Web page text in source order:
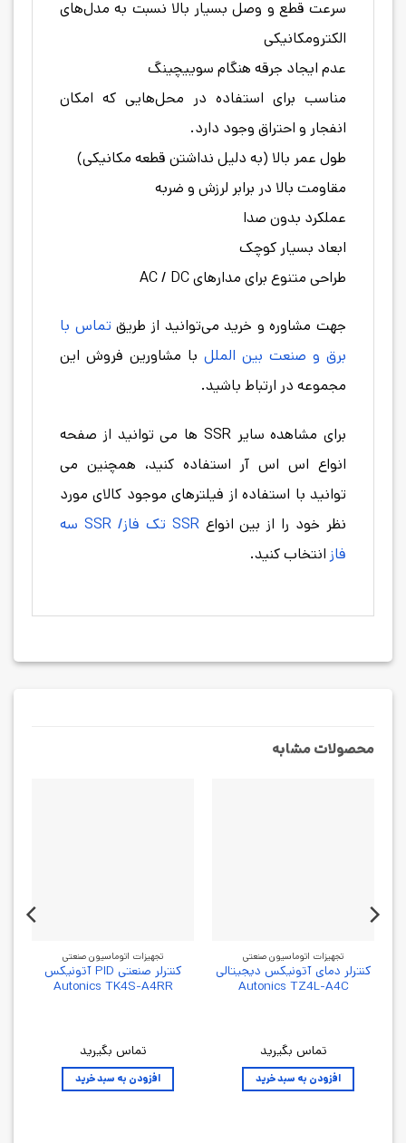
سرعت قطع و وصل بسیار بالا نسبت به مدل‌های
الکترومکانیکی
عدم ایجاد جرقه هنگام سوییچینگ
مناسب برای استفاده در محل‌هایی که امکان
انفجار و احتراق وجود دارد.
طول عمر بالا (به دلیل نداشتن قطعه مکانیکی)
مقاومت بالا در برابر لرزش و ضربه
عملکرد بدون صدا
ابعاد بسیار کوچک
طراحی متنوع برای مدار‌های AC / DC
جهت مشاوره و خرید می‌توانید از طریق تماس با
برق و صنعت بین الملل با مشاورین فروش این
مجموعه در ارتباط باشید.
برای مشاهده سایر SSR ها می توانید از صفحه
انواع اس اس آر استفاده کنید، همچنین می
توانید با استفاده از فیلترهای موجود کالای مورد
نظر خود را از بین انواع
SSR تک فاز/ SSR سه
فاز انتخاب کنید.
محصولات مشابه
تجهیزات اتوماسیون صنعتی
کنترلر دمای آتونیکس دیجیتالی
Autonics TZ4L-A4C
تماس بگیرید
افزودن به سبد خرید
تجهیزات اتوماسیون صنعتی
کنترلر صنعتی PID آتونیکس
Autonics TK4S-A4RR
تماس بگیرید
افزودن به سبد خرید